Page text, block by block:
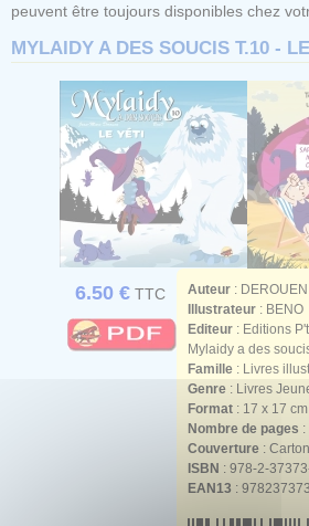
peuvent être toujours disponibles chez
MYLAIDY A DES SOUCIS T.10 -
6.50 €TTC Auteur:
Illustrateur: BENO
Editeur: Editions
Mylaidy a des
Famille: Livres
Genre: Livres
Format: 17 x 17 cm
Nombre de pages :
Couverture:
ISBN : 978-2-
EAN13 :